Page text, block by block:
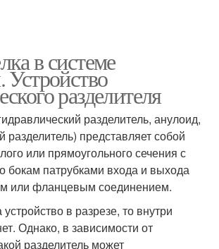
в системе
Устройство
разделителя
разделитель, анулоид,
разделитель) представляет собой
или прямоугольного сечения с
бокам патрубками входа и выхода
или фланцевым соединением.
в разрезе, то внутри
Однако, в зависимости от
разделитель может